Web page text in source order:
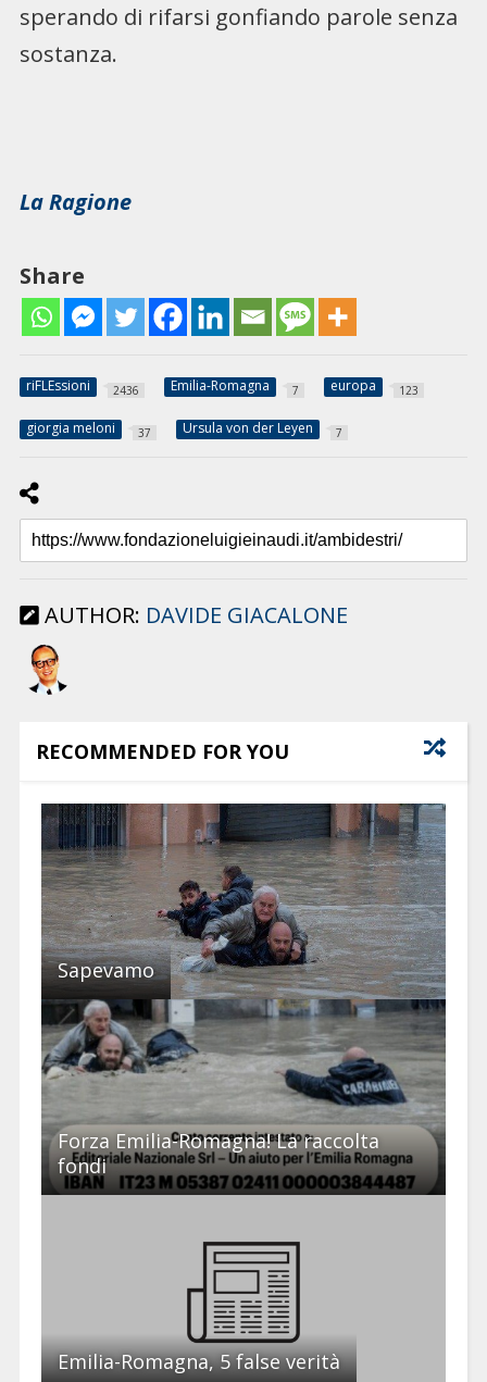
sperando di rifarsi gonfiando parole senza
sostanza.
La Ragione
Share
riFLEssioni 2436 Emilia-Romagna 7 europa 123
giorgia meloni 37 Ursula von der Leyen 7
AUTHOR: DAVIDE GIACALONE
RECOMMENDED FOR YOU
Sapevamo
Forza Emilia-Romagna! La raccolta
fondi
Emilia-Romagna, 5 false verità